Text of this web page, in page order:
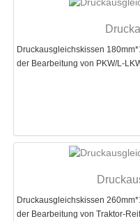
Druckausgleichskissen
der Bearbeitung von PKW/L-
Druckausgleichskissen
der Bearbeitung von Traktor-